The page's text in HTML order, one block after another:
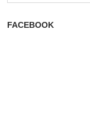
FACEBOOK